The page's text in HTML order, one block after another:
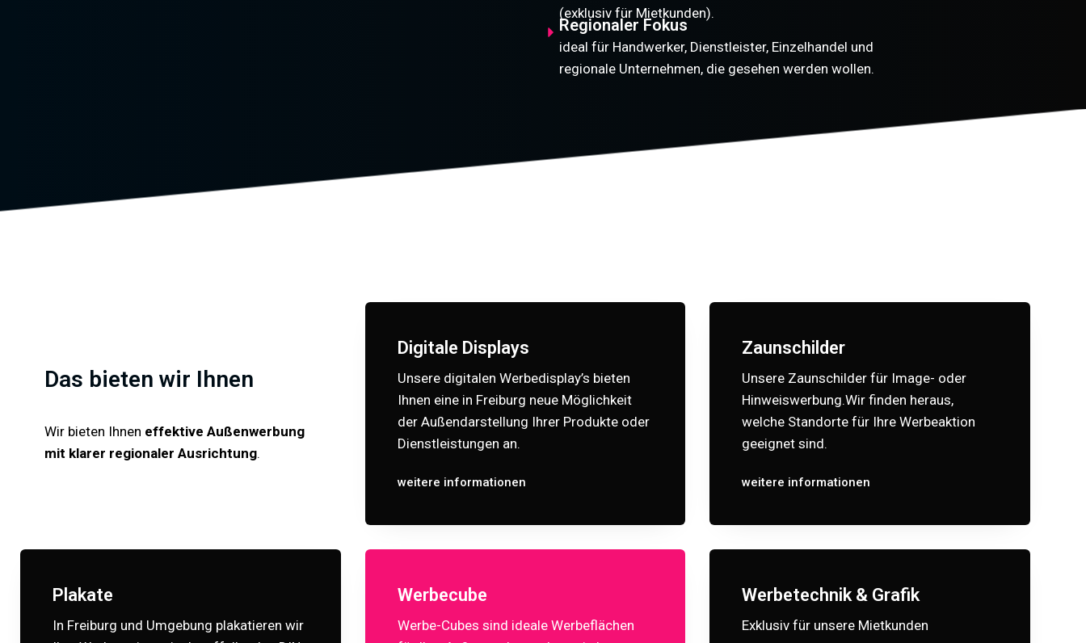
(exklusiv für Mietkunden).
Regionaler Fokus
ideal für Handwerker, Dienstleister, Einzelhandel und
regionale Unternehmen, die gesehen werden wollen.
Das bieten wir Ihnen
Wir bieten Ihnen effektive Außenwerbung
mit klarer regionaler Ausrichtung.
Digitale Displays
Unsere digitalen Werbedisplay’s bieten
Ihnen eine in Freiburg neue Möglichkeit
der Außendarstellung Ihrer Produkte oder
Dienstleistungen an.
weitere informationen
Zaunschilder
Unsere Zaunschilder für Image- oder
Hinweiswerbung.Wir finden heraus,
welche Standorte für Ihre Werbeaktion
geeignet sind.
weitere informationen
Plakate
In Freiburg und Umgebung plakatieren wir
Werbecube
Werbe-Cubes sind ideale Werbeflächen
Werbetechnik & Grafik
Exklusiv für unsere Mietkunden